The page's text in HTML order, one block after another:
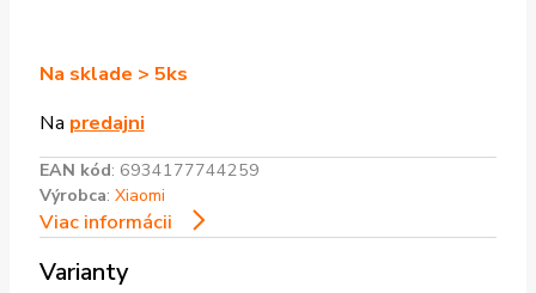
Na sklade > 5ks
Na predajni
EAN kód: 6934177744259
Výrobca: Xiaomi
Viac informácii
Varianty